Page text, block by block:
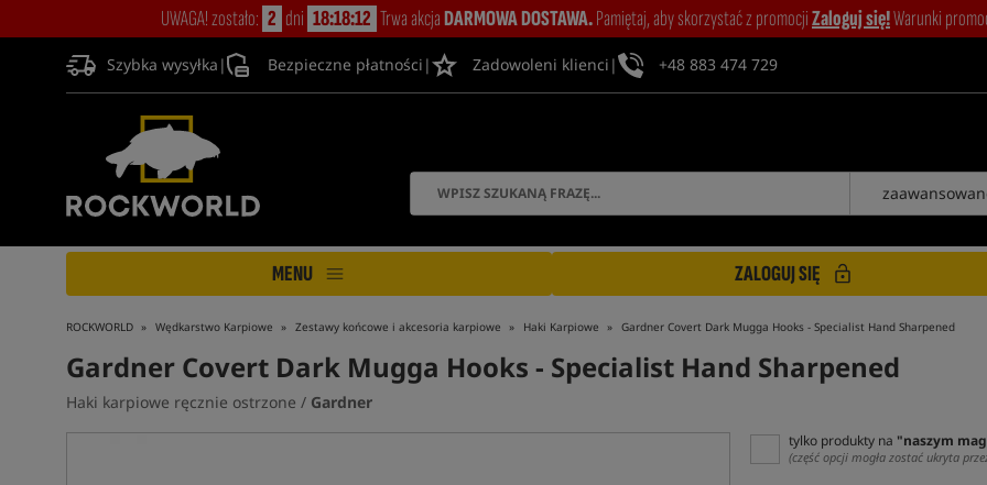
UWAGA! zostało: 2 dni 18:18:11 Trwa akcjaDARMOWA DOSTAWA.Pamiętaj, aby skorzystać z promocjiZaloguj się!Warunki
Szybka wysyłka | Bezpieczne płatności | Zadowoleni klienci | +48 883 474 729
MENU ZALOGUJ SIĘ
ROCKWORLD Wędkarstwo Karpiowe Zestawy końcowe i akcesoria karpiowe Haki Karpiowe Gardner Covert Dark Mugga Hooks - Specialist Hand Sharpened
Gardner Covert Dark Mugga Hooks - Specialist Hand Sharpened
Haki karpiowe ręcznie ostrzone / Gardner
tylko produkty na "naszym
(część opcji mogła zostać ukryta